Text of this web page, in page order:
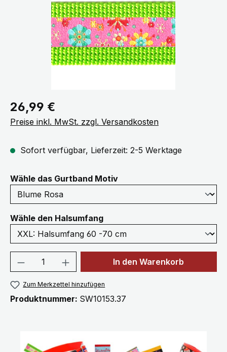
Regulärer Preis:
26,99 €
Preise inkl. MwSt. zzgl. Versandkosten
Sofort verfügbar, Lieferzeit: 2-5 Werktage
Wähle das Gurtband Motivauswählen
Wähle den Halsumfangauswählen
Produkt Anzahl: Gib denIn den Warenkorb
Zum Merkzettel hinzufügen
Produktnummer: SW10153.37